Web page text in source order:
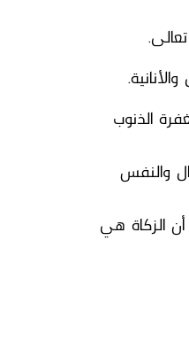
الذنوب
والنفس
الزكاة هي